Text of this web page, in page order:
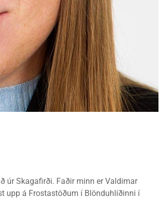
úr Skagafirði. Faðir minn er Valdimar
upp á Frostastöðum í Blönduhlíðinni í